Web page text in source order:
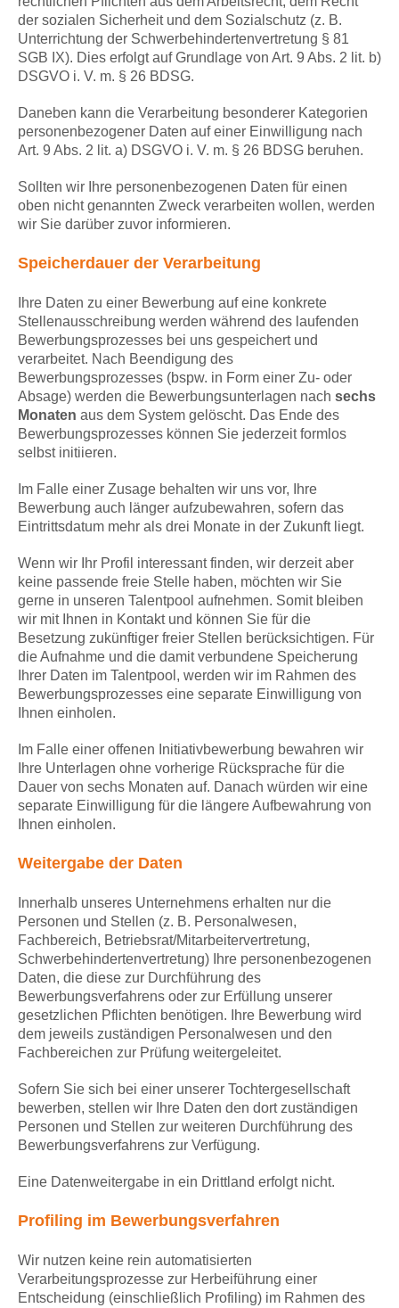
der sozialen Sicherheit und dem Sozialschutz (z. B.
Unterrichtung der Schwerbehindertenvertretung § 81
SGB IX). Dies erfolgt auf Grundlage von Art. 9 Abs. 2 lit. b)
DSGVO i. V. m. § 26 BDSG.
Daneben kann die Verarbeitung besonderer Kategorien
personenbezogener Daten auf einer Einwilligung nach
Art. 9 Abs. 2 lit. a) DSGVO i. V. m. § 26 BDSG beruhen.
Sollten wir Ihre personenbezogenen Daten für einen
oben nicht genannten Zweck verarbeiten wollen, werden
wir Sie darüber zuvor informieren.
Speicherdauer der Verarbeitung
Ihre Daten zu einer Bewerbung auf eine konkrete
Stellenausschreibung werden während des laufenden
Bewerbungsprozesses bei uns gespeichert und
verarbeitet. Nach Beendigung des
Bewerbungsprozesses (bspw. in Form einer Zu- oder
Absage) werden die Bewerbungsunterlagen nach sechs
Monaten aus dem System gelöscht. Das Ende des
Bewerbungsprozesses können Sie jederzeit formlos
selbst initiieren.
Im Falle einer Zusage behalten wir uns vor, Ihre
Bewerbung auch länger aufzubewahren, sofern das
Eintrittsdatum mehr als drei Monate in der Zukunft liegt.
Wenn wir Ihr Profil interessant finden, wir derzeit aber
keine passende freie Stelle haben, möchten wir Sie
gerne in unseren Talentpool aufnehmen. Somit bleiben
wir mit Ihnen in Kontakt und können Sie für die
Besetzung zukünftiger freier Stellen berücksichtigen. Für
die Aufnahme und die damit verbundene Speicherung
Ihrer Daten im Talentpool, werden wir im Rahmen des
Bewerbungsprozesses eine separate Einwilligung von
Ihnen einholen.
Im Falle einer offenen Initiativbewerbung bewahren wir
Ihre Unterlagen ohne vorherige Rücksprache für die
Dauer von sechs Monaten auf. Danach würden wir eine
separate Einwilligung für die längere Aufbewahrung von
Ihnen einholen.
Weitergabe der Daten
Innerhalb unseres Unternehmens erhalten nur die
Personen und Stellen (z. B. Personalwesen,
Fachbereich, Betriebsrat/Mitarbeitervertretung,
Schwerbehindertenvertretung) Ihre personenbezogenen
Daten, die diese zur Durchführung des
Bewerbungsverfahrens oder zur Erfüllung unserer
gesetzlichen Pflichten benötigen. Ihre Bewerbung wird
dem jeweils zuständigen Personalwesen und den
Fachbereichen zur Prüfung weitergeleitet.
Sofern Sie sich bei einer unserer Tochtergesellschaft
bewerben, stellen wir Ihre Daten den dort zuständigen
Personen und Stellen zur weiteren Durchführung des
Bewerbungsverfahrens zur Verfügung.
Eine Datenweitergabe in ein Drittland erfolgt nicht.
Profiling im Bewerbungsverfahren
Wir nutzen keine rein automatisierten
Verarbeitungsprozesse zur Herbeiführung einer
Entscheidung (einschließlich Profiling) im Rahmen des